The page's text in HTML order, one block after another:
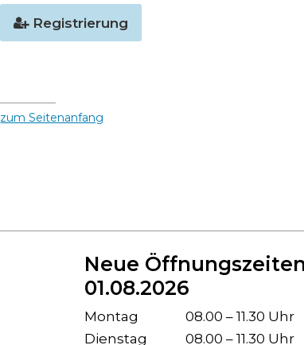
Registrierung
zum Seitenanfang
Neue
01.08.2026
Wochentag Öffnungszeiten
Montag 08.00 – 11.30 Uhr
Dienstag
08.00 – 11.30 Uhr